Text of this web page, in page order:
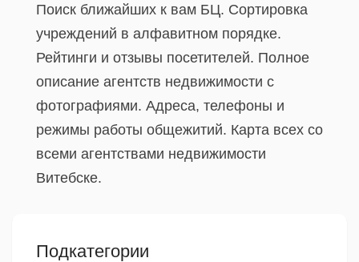
Поиск ближайших к вам БЦ. Сортировка
учреждений в алфавитном порядке.
Рейтинги и отзывы посетителей. Полное
описание агентств недвижимости с
фотографиями. Адреса, телефоны и
режимы работы общежитий. Карта всех со
всеми агентствами недвижимости
Витебске.
Подкатегории